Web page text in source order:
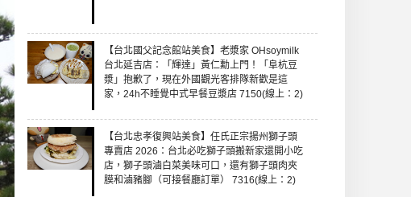
【台北國父記念館站美食】老漿家 OHsoymilk
台北延吉店：「輝達」黃仁勳上門！「阜杭豆
漿」抱歉了，現在外國觀光客排隊新歡是這
家，24h不睡覺中式早餐豆漿店 7150(線上：2)
【台北忠孝復興站美食】任氏正宗揚州獅子頭
專賣店 2026：台北必吃獅子頭搬新家還開小吃
店，獅子頭滷白菜美味可口，還有獅子頭肉夾
膜和滷豬腳（可接餐廳訂單） 7316(線上：2)